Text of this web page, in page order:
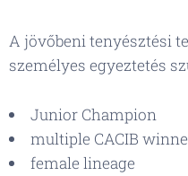
A jövőbeni tenyésztési
személyes egyeztetés
Junior Champion
multiple CACIB
female lineage